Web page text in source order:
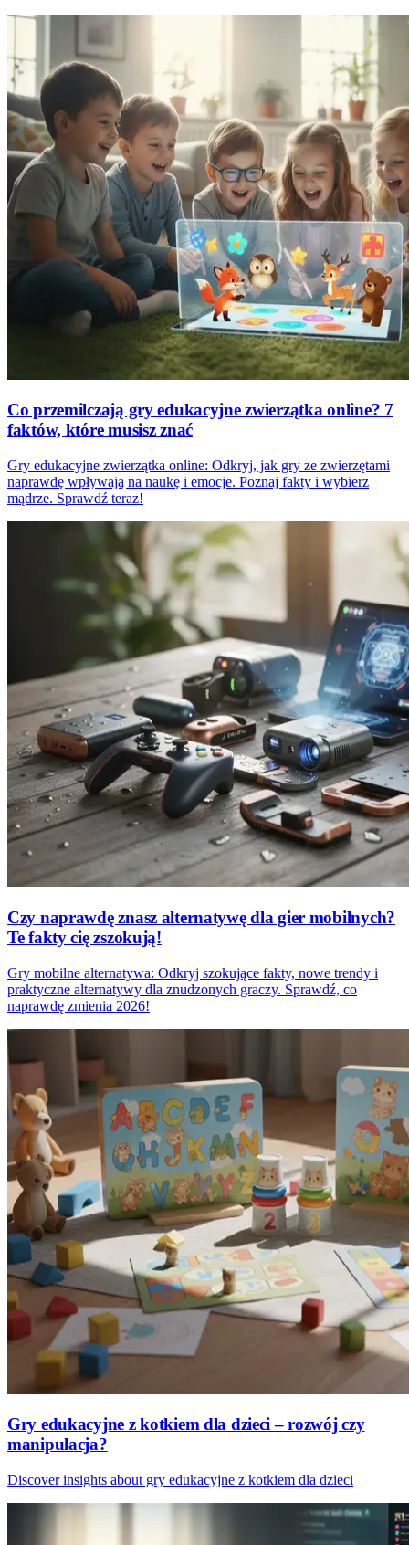
Co przemilczają gry edukacyjne zwierzątka online? 7
faktów, które musisz znać
Gry edukacyjne zwierzątka online: Odkryj, jak gry ze zwierzętami
naprawdę wpływają na naukę i emocje. Poznaj fakty i wybierz
mądrze. Sprawdź teraz!
Czy naprawdę znasz alternatywę dla gier mobilnych?
Te fakty cię zszokują!
Gry mobilne alternatywa: Odkryj szokujące fakty, nowe trendy i
praktyczne alternatywy dla znudzonych graczy. Sprawdź, co
naprawdę zmienia 2026!
Gry edukacyjne z kotkiem dla dzieci – rozwój czy
manipulacja?
Discover insights about gry edukacyjne z kotkiem dla dzieci